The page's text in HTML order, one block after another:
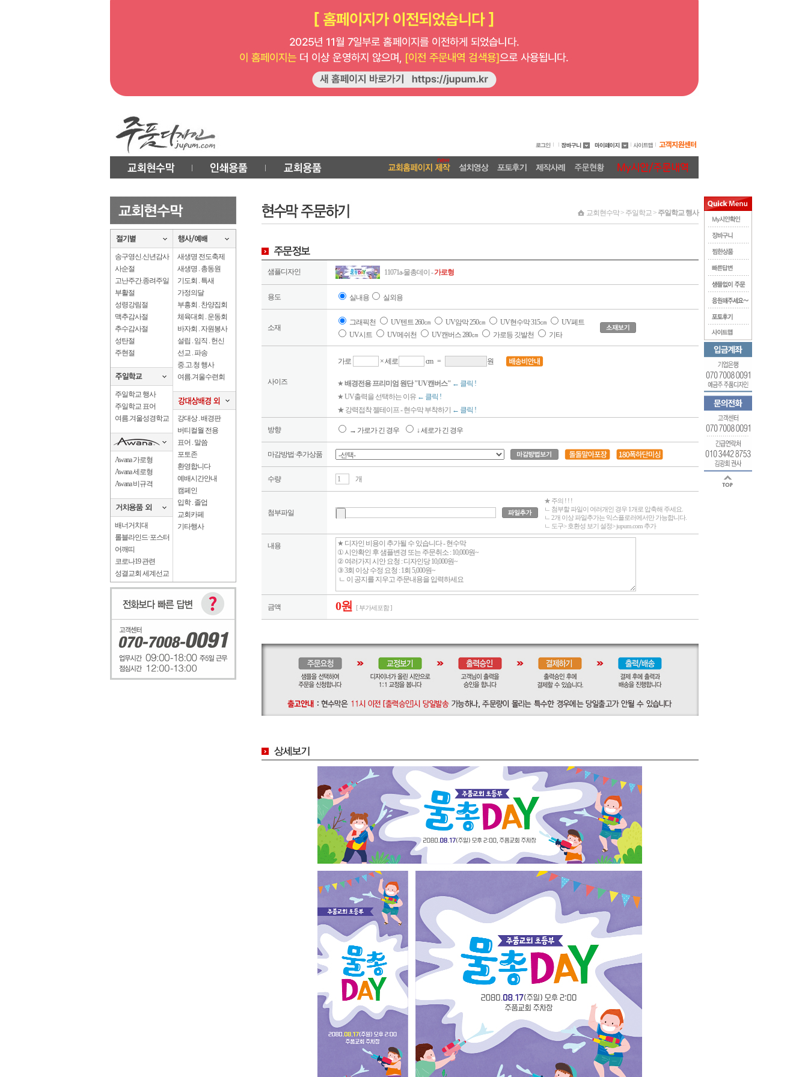
송구영신.신년감사
사순절
고난주간.종려주일
부활절
성령강림절
맥추감사절
추수감사절
성탄절
주현절
주일학교 행사
주일학교 표어
여름.겨울성경학교
Awana 가로형
Awana 세로형
Awana 비규격
배너거치대
롤블라인드·포스터
어깨띠
코로나19 관련
성결교회 세계선교
새생명 전도축제
새생명 . 총동원
기도회 . 특새
가정의달
부흥회 . 찬양집회
체육대회 . 운동회
바자회 . 자원봉사
설립 . 임직 . 헌신
선교 . 파송
중.고.청 행사
여름.겨울수련회
강대상 . 배경판
버티컬월 전용
표어 . 말씀
포토존
환영합니다
예배시간안내
캠페인
입학 . 졸업
교회카페
기타행사
교회현수막 > 주일학교 > 주일학교 행사
샘플디자인 11071a-물총데이 -가로형
용도 실내용 실외용
소재
그래픽천 UV텐트 260㎝ UV암막 250㎝ UV현수막 315㎝
UV페트
UV시트
UV메쉬천 UV캔버스 280㎝ 가로등 깃발천 기타
사이즈
가로 × 세로 cm = 원
★배경전용 프리미엄 원단 "UV캔버스" ← 클릭 !
★ UV출력을 선택하는 이유 ← 클릭 !
★ 강력접착 젤테이프 - 현수막 부착하기 ← 클릭 !
방향 → 가로가 긴 경우 ↓ 세로가 긴 경우
마감방법·추가상품
수량 개
첨부파일
★ 주의 ! ! !
ㄴ 첨부할 파일이 여러개인 경우 1개로 압축해 주세요.
ㄴ 2개 이상 파일추가는 익스플로러에서만 가능합니다.
ㄴ 도구> 호환성 보기 설정> jupum.com 추가
내용
금액 0원 [ 부가세포함 ]